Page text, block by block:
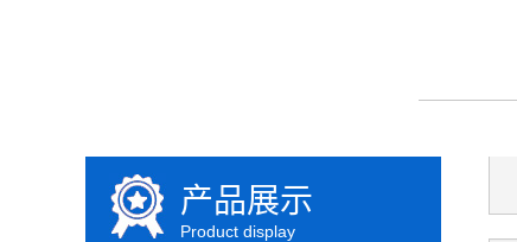
产品展示
Product display